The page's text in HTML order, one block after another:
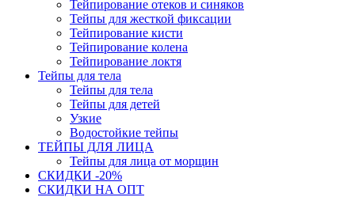
Тейпирование отеков и синяков
Тейпы для жесткой фиксации
Тейпирование кисти
Тейпирование колена
Тейпирование локтя
Тейпы для тела
Тейпы для тела
Тейпы для детей
Узкие
Водостойкие тейпы
ТЕЙПЫ ДЛЯ ЛИЦА
Тейпы для лица от морщин
СКИДКИ -20%
СКИДКИ НА ОПТ